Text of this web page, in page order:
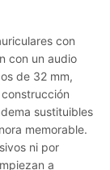
con
con un audio
de 32 mm,
sustituibles
memorable.
ni por
a